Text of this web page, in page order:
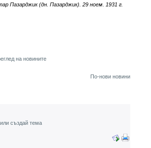
Пазарджик (дн. Пазарджик). 29 ноем. 1931 г.
на новините
По-нови новини
създай тема